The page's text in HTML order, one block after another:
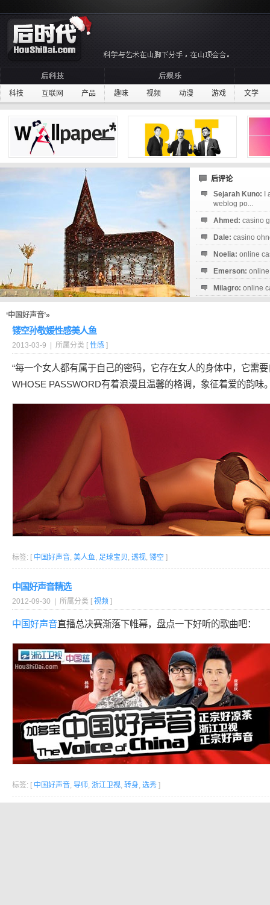
科技 互联网 产品 趣味 视频 动漫 游戏 文学
后评论
Sejarah Kuno:
weblog po...
Ahmed: casino
Dale: casino
Noelia: online
Emerson:
Milagro: online
‘中国好声音’»
镂空孙敬媛性感美人鱼
2013-03-9 | 所属分类 [ 性感 ]
“每一个女人都有属于自己的密码，它存在女人的身体中，它需
WHOSE PASSWORD有着浪漫且温馨的格调，象征着爱的韵味
标签: [ 中国好声音, 美人鱼, 足球宝贝, 透视, 镂空 ]
中国好声音精选
2012-09-30 | 所属分类 [ 视频 ]
中国好声音直播总决赛渐落下帷幕，盘点一下好听的歌曲吧：
标签: [ 中国好声音, 导师, 浙江卫视, 转身, 选秀 ]